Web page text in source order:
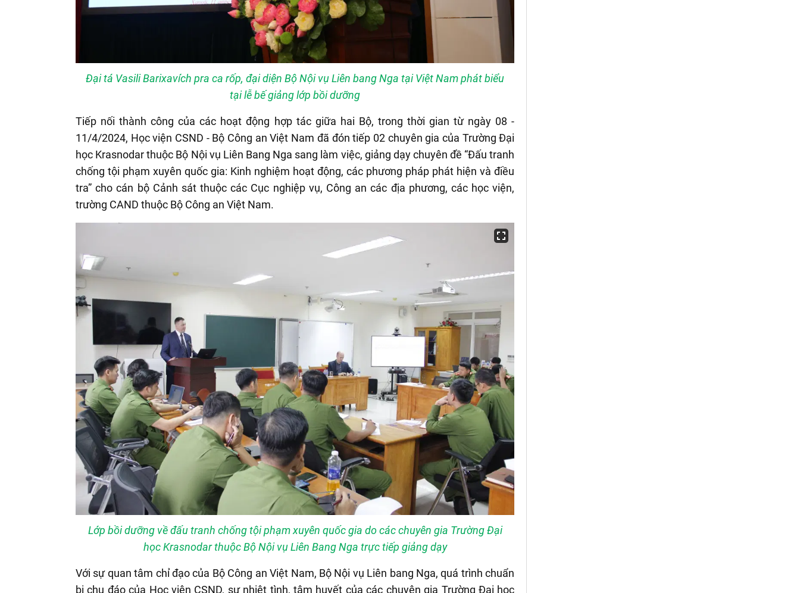
Đại tá Vasili Barixavích pra ca rốp, đại diện Bộ Nội vụ Liên bang Nga tại Việt Nam phát biểu
tại lễ bế giảng lớp bồi dưỡng
Tiếp nối thành công của các hoạt động hợp tác giữa hai Bộ, trong thời gian từ ngày 08 -
11/4/2024, Học viện CSND - Bộ Công an Việt Nam đã đón tiếp 02 chuyên gia của Trường Đại
học Krasnodar thuộc Bộ Nội vụ Liên Bang Nga sang làm việc, giảng dạy chuyên đề “Đấu tranh
chống tội phạm xuyên quốc gia: Kinh nghiệm hoạt động, các phương pháp phát hiện và điều
tra” cho cán bộ Cảnh sát thuộc các Cục nghiệp vụ, Công an các địa phương, các học viện,
trường CAND thuộc Bộ Công an Việt Nam.
Lớp bồi dưỡng về đấu tranh chống tội phạm xuyên quốc gia do các chuyên gia Trường Đại
học Krasnodar thuộc Bộ Nội vụ Liên Bang Nga trực tiếp giảng dạy
Với sự quan tâm chỉ đạo của Bộ Công an Việt Nam, Bộ Nội vụ Liên bang Nga, quá trình chuẩn
bị chu đáo của Học viện CSND, sự nhiệt tình, tâm huyết của các chuyên gia Trường Đại học